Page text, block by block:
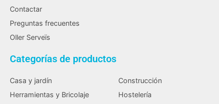
Contactar
Preguntas frecuentes
Oller Serveïs
Categorías de productos
Casa y jardín
Construcción
Herramientas y Bricolaje
Hostelería